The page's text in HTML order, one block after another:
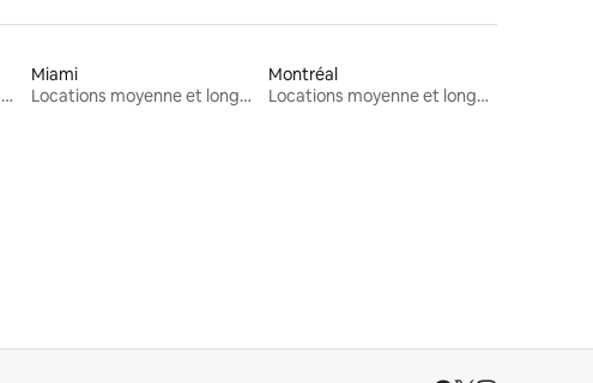
Locations moyenne et longue durée
Miami
Locations moyenne et longue durée
Montréal
Locations moyenne et longue durée